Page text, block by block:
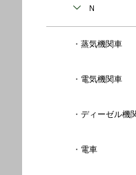
Ｎ
蒸気機関車
電気機関車
ディーゼル機
電車